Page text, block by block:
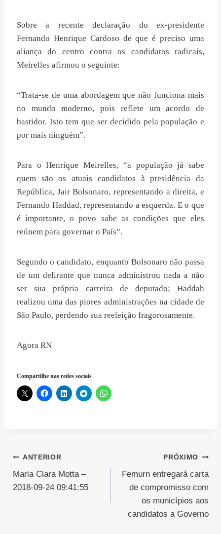
Sobre a recente declaração do ex-presidente
Fernando Henrique Cardoso de que é preciso uma
aliança do centro contra os candidatos radicais,
Meirelles afirmou o seguinte:
“Trata-se de uma abordagem que não funciona mais
no mundo moderno, pois reflete um acordo de
bastidor. Isto tem que ser decidido pela população e
por mais ninguém”.
Para o Henrique Meirelles, “a população já sabe
quem são os atuais candidatos à presidência da
República, Jair Bolsonaro, representando a direita, e
Fernando Haddad, representando a esquerda. E o que
é importante, o povo sabe as condições que eles
reúnem para governar o País”.
Segundo o candidato, enquanto Bolsonaro não passa
de um delirante que nunca administrou nada a não
ser sua própria carreira de deputado; Haddah
realizou uma das piores administrações na cidade de
São Paulo, perdendo sua reeleição fragorosamente.
Agora RN
Compartilhe nas redes sociais
Navegação
de
ANTERIOR
Maria Clara Motta –
2018-09-24 09:41:55
PRÓXIMO
Femurn entregará carta
de compromisso com
os municípios aos
candidatos a Governo